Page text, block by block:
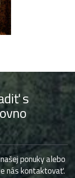
s
ponuky alebo
nás kontaktovať.